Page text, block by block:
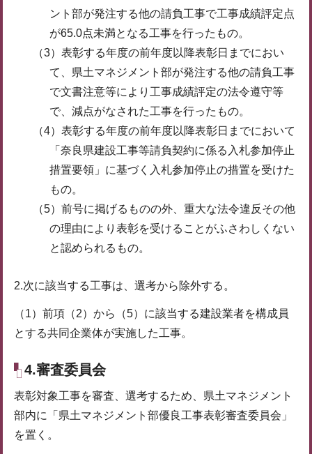
ント部が発注する他の請負工事で工事成績評定点
が65.0点未満となる工事を行ったもの。
（3）表彰する年度の前年度以降表彰日までにおい
て、県土マネジメント部が発注する他の請負工事
で文書注意等により工事成績評定の法令遵守等
で、減点がなされた工事を行ったもの。
（4）表彰する年度の前年度以降表彰日までにおいて
「奈良県建設工事等請負契約に係る入札参加停止
措置要領」に基づく入札参加停止の措置を受けた
もの。
（5）前号に掲げるものの外、重大な法令違反その他
の理由により表彰を受けることがふさわしくない
と認められるもの。
2.次に該当する工事は、選考から除外する。
（1）前項（2）から（5）に該当する建設業者を構成員
とする共同企業体が実施した工事。
4.審査委員会
表彰対象工事を審査、選考するため、県土マネジメント
部内に「県土マネジメント部優良工事表彰審査委員会」
を置く。